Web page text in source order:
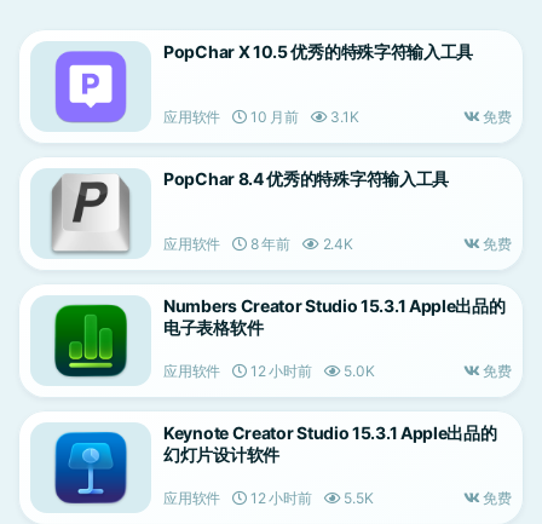
PopChar X 10.5 优秀的特殊字符输入工具
应用软件 10 月前 3.1K 免费
PopChar 8.4 优秀的特殊字符输入工具
应用软件 8 年前 2.4K 免费
Numbers Creator Studio 15.3.1 Apple出品的
电子表格软件
应用软件 12 小时前 5.0K 免费
Keynote Creator Studio 15.3.1 Apple出品的
幻灯片设计软件
应用软件 12 小时前 5.5K 免费